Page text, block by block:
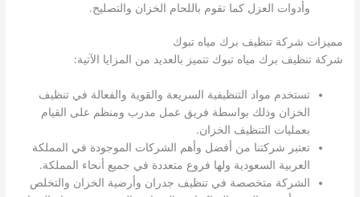
وأدوات العزل كما تقوم باللحام الخزان والتصليح.
مميزات شركة تنظيف برك مياه تبوك
شركة تنظيف برك مياه تبوك تتميز بالعديد من المزايا الآتية:
تستخدم مواد التنظيفية السريعة والقوية والفعالة في تنظيف
الخزان وذلك بواسطة فريق عمل مدرب ومنظم على القيام
بعمليات التنظيف الخزان.
تعتبر شركتنا من أفضل وأهم الشركات الموجودة في المملكة
العربية السعودية ولها فروع متعددة في جميع أنحاء المملكة.
الشركة متخصصة في تنظيف جدران وأرضية الخزان والتخلص